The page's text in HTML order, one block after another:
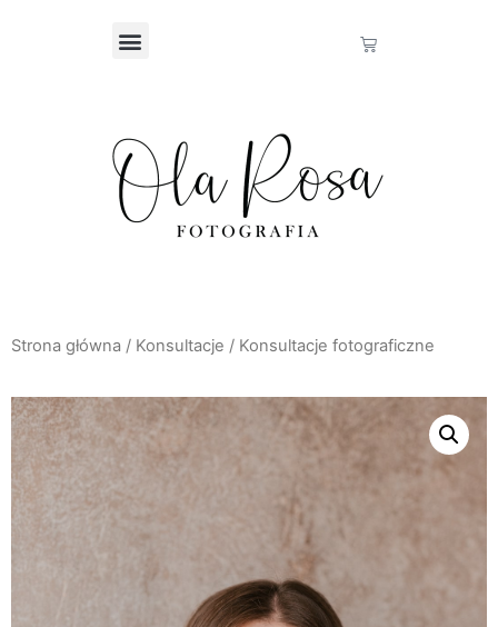
Strona główna / Konsultacje / Konsultacje fotograficzne